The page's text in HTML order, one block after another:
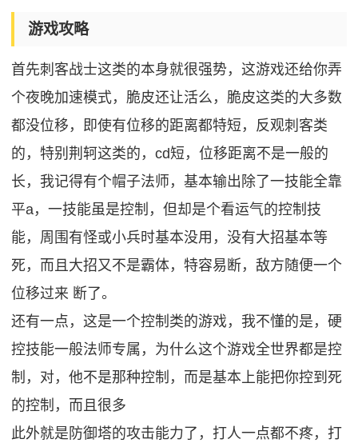
游戏攻略
首先刺客战士这类的本身就很强势，这游戏还给你弄
个夜晚加速模式，脆皮还让活么，脆皮这类的大多数
都没位移，即使有位移的距离都特短，反观刺客类
的，特别荆轲这类的，cd短，位移距离不是一般的
长，我记得有个帽子法师，基本输出除了一技能全靠
平a，一技能虽是控制，但却是个看运气的控制技
能，周围有怪或小兵时基本没用，没有大招基本等
死，而且大招又不是霸体，特容易断，敌方随便一个
位移过来 断了。
还有一点，这是一个控制类的游戏，我不懂的是，硬
控技能一般法师专属，为什么这个游戏全世界都是控
制，对，他不是那种控制，而是基本上能把你控到死
的控制，而且很多
此外就是防御塔的攻击能力了，打人一点都不疼，打